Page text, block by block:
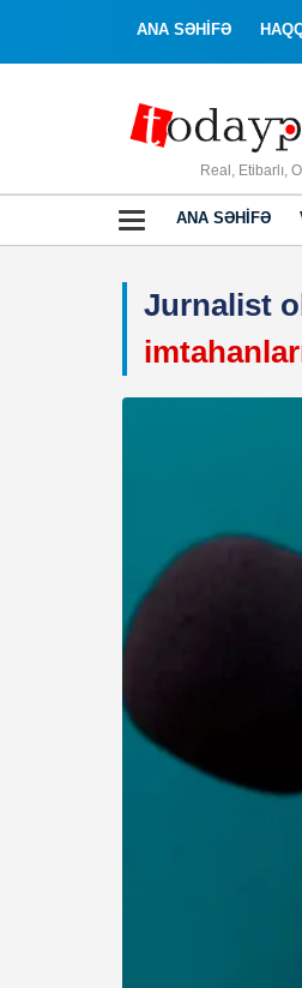
ANA SƏHİFƏ
Real, Etibarlı,
ANA SƏHIFƏ
Jurnalist